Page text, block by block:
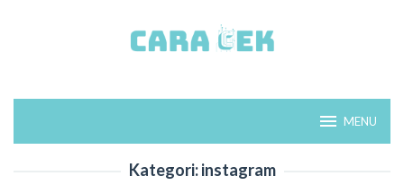
MENU
Kategori:instagram